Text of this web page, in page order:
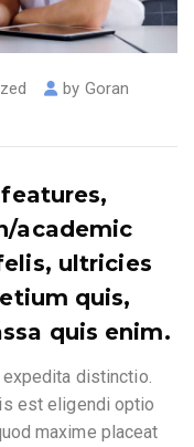
by Goran
academic
ultricies
quis,
quis enim.
distinctio.
est eligendi optio
maxime placeat